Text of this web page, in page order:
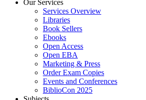
Our Services
Services Overview
Libraries
Book Sellers
Ebooks
Open Access
Open EBA
Marketing & Press
Order Exam Copies
Events and Conferences
BiblioCon 2025